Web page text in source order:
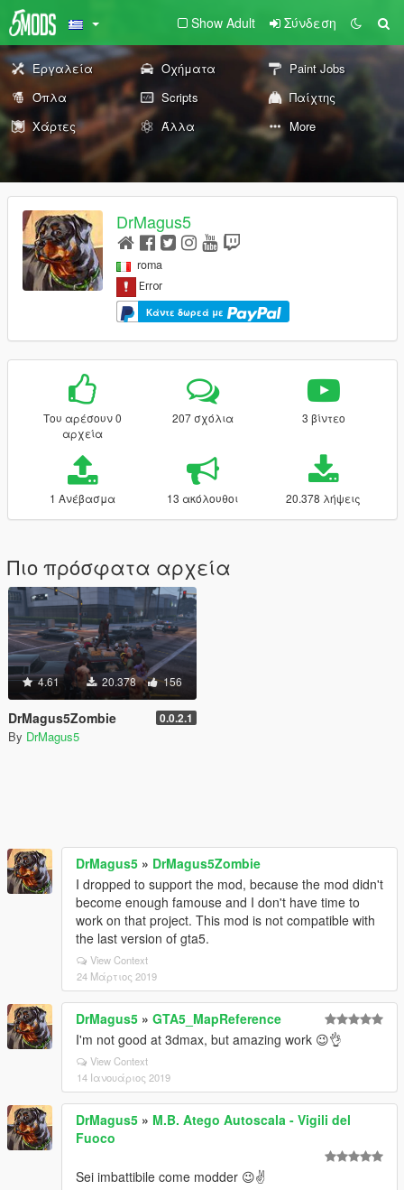
Show Adult Σύνδεση
Εργαλεία Οχήματα
Paint Jobs
Όπλα
Scripts
Παίχτης
Χάρτες
Άλλα More
DrMagus5
roma
Κάντε δωρεά με
Του αρέσουν 0
αρχεία
207 σχόλια 3 βίντεο
1 Ανέβασμα 13 ακόλουθοι 20.378 λήψεις
Πιο πρόσφατα αρχεία
4.61 20.378 156
DrMagus5Zombie 0.0.2.1
By DrMagus5
DrMagus5 » DrMagus5Zombie
I dropped to support the mod, because the mod didn't
become enough famouse and I don't have time to
work on that project. This mod is not compatible with
the last version of gta5.
View Context
24 Μάρτιος 2019
DrMagus5 » GTA5_MapReference
I'm not good at 3dmax, but amazing work 😉👌
View Context
14 Ιανουάριος 2019
DrMagus5 » M.B. Atego Autoscala - Vigili del
Fuoco
Sei imbattibile come modder 😉✌️